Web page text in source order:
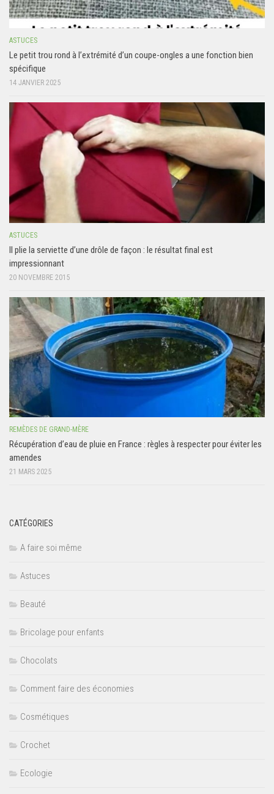
ASTUCES
Le petit trou rond à l’extrémité d’un coupe-ongles a une fonction bien
spécifique
14 JANVIER 2025
ASTUCES
Il plie la serviette d’une drôle de façon : le résultat final est
impressionnant
20 NOVEMBRE 2015
REMÈDES DE GRAND-MÈRE
Récupération d’eau de pluie en France : règles à respecter pour éviter les
amendes
21 MARS 2025
CATÉGORIES
A faire soi même
Astuces
Beauté
Bricolage pour enfants
Chocolats
Comment faire des économies
Cosmétiques
Crochet
Ecologie